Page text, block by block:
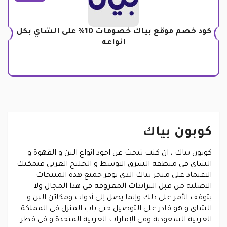
كود خصم موقع بياك خصومات 10% على الشاي بكل
انواعه
كوبون بياك
كوبون بياك ، ان كنت تبحث عن اجود انواع البن و القهوة و
الشاي في منطقة الشرق الاوسط و الخليج العربي فيمكنك
الاعتماد على متجر بياك الذي يوفر جميع هذه المنتجات
الاصلية من قبل البراندات المعروفة في هذا المجال ولا
يتوقف الأمر على ذلك وإنما يصل إلى أدوات ومكائن البن و
الشاي و هو قادر على التوصيل حتى باب المنزل في المملكة
العربية السعودية وفي الإمارات العربية المتحدة و في قطر